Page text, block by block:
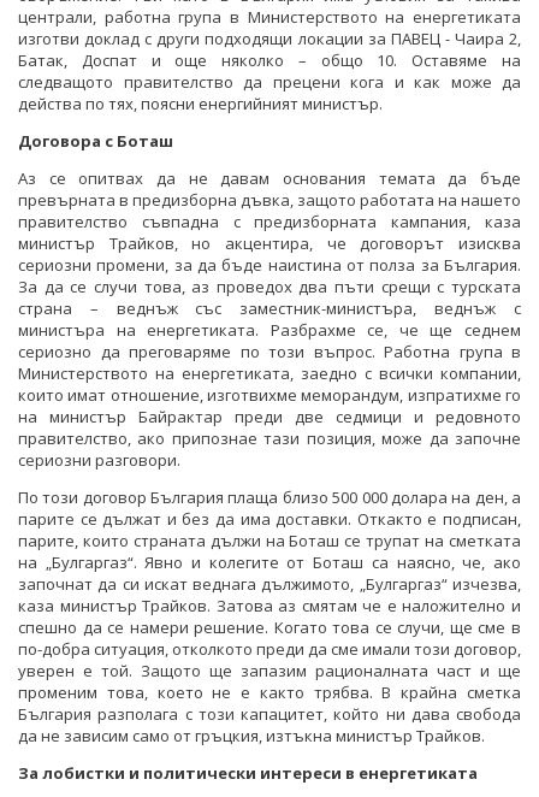
централи, работна група в Министерството на енергетиката
изготви доклад с други подходящи локации за ПАВЕЦ - Чаира 2,
Батак, Доспат и още няколко – общо 10. Оставяме на
следващото правителство да прецени кога и как може да
действа по тях, поясни енергийният министър.
Договора с Боташ
Аз се опитвах да не давам основания темата да бъде
превърната в предизборна дъвка, защото работата на нашето
правителство съвпадна с предизборната кампания, каза
министър Трайков, но акцентира, че договорът изисква
сериозни промени, за да бъде наистина от полза за България.
За да се случи това, аз проведох два пъти срещи с турската
страна – веднъж със заместник-министъра, веднъж с
министъра на енергетиката. Разбрахме се, че ще седнем
сериозно да преговаряме по този въпрос. Работна група в
Министерството на енергетиката, заедно с всички компании,
които имат отношение, изготвихме меморандум, изпратихме го
на министър Байрактар преди две седмици и редовното
правителство, ако припознае тази позиция, може да започне
сериозни разговори.
По този договор България плаща близо 500 000 долара на ден, а
парите се дължат и без да има доставки. Откакто е подписан,
парите, които страната дължи на Боташ се трупат на сметката
на „Булгаргаз“. Явно и колегите от Боташ са наясно, че, ако
започнат да си искат веднага дължимото, „Булгаргаз“ изчезва,
каза министър Трайков. Затова аз смятам че е наложително и
спешно да се намери решение. Когато това се случи, ще сме в
по-добра ситуация, отколкото преди да сме имали този договор,
уверен е той. Защото ще запазим рационалната част и ще
променим това, което не е както трябва. В крайна сметка
България разполага с този капацитет, който ни дава свобода
да не зависим само от гръцкия, изтъкна министър Трайков.
За лобистки и политически интереси в енергетиката